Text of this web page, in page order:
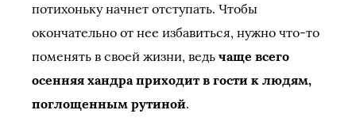
потихоньку начнет отступать. Чтобы
окончательно от нее избавиться, нужно что-то
поменять в своей жизни, ведь чаще всего
осенняя хандра приходит в гости к людям,
поглощенным рутиной.